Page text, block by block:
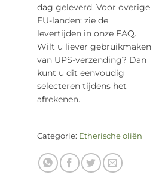
dag geleverd. Voor overige
EU-landen: zie de
levertijden in onze FAQ.
Wilt u liever gebruikmaken
van UPS-verzending? Dan
kunt u dit eenvoudig
selecteren tijdens het
afrekenen.
Categorie: Etherische oliën